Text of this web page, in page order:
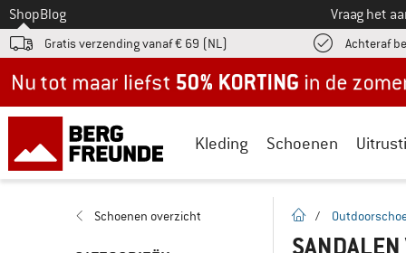
Naar
ShopBlog Vraag het
Gratis verzending vanaf € 69 (NL) Achteraf
Kleding Schoenen
Schoenen overzicht Startpagina
/